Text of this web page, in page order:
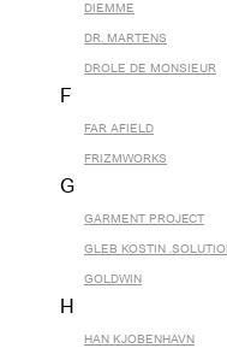
DIEMME
DR. MARTENS
DROLE DE MONSIEUR
F
FAR AFIELD
FRIZMWORKS
G
GARMENT PROJECT
GLEB KOSTIN
GOLDWIN
H
HAN KJOBENHAVN